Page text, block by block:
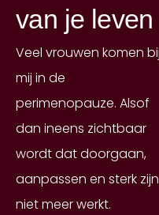
van je leven
Veel vrouwen komen bij
mij in de
perimenopauze. Alsof
dan ineens zichtbaar
wordt dat doorgaan,
aanpassen en sterk zijn
niet meer werkt.